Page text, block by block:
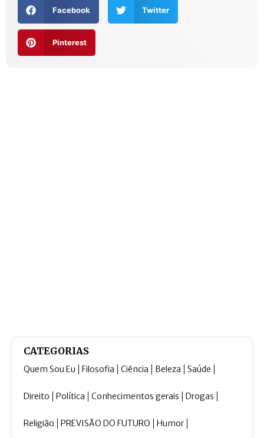
Facebook Twitter
Pinterest
CATEGORIAS
Quem Sou Eu Filosofia Ciência Beleza Saúde
Direito Política Conhecimentos gerais Drogas
Religião PREVISÃO DO FUTURO Humor